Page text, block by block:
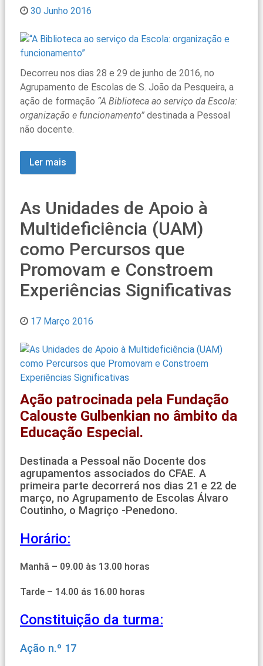
30 Junho 2016
Decorreu nos dias 28 e 29 de junho de 2016, no
Agrupamento de Escolas de S. João da Pesqueira, a
ação de formação “A Biblioteca ao serviço da Escola:
organização e funcionamento” destinada a Pessoal
não docente.
Ler mais
As Unidades de Apoio à
Multideficiência (UAM)
como Percursos que
Promovam e Constroem
Experiências Significativas
17 Março 2016
Ação patrocinada pela Fundação
Calouste Gulbenkian no âmbito da
Educação Especial.
Destinada a Pessoal não Docente dos
agrupamentos associados do CFAE. A
primeira parte decorrerá nos dias 21 e 22 de
março, no Agrupamento de Escolas Álvaro
Coutinho, o Magriço -Penedono.
Horário:
Manhã – 09.00 às 13.00 horas
Tarde – 14.00 ás 16.00 horas
Constituição da turma:
Ação n.º 17